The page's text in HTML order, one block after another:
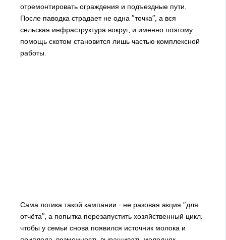
отремонтировать ограждения и подъездные пути.
После паводка страдает не одна "точка", а вся
сельская инфраструктура вокруг, и именно поэтому
помощь скотом становится лишь частью комплексной
работы.
Сама логика такой кампании - не разовая акция "для
отчёта", а попытка перезапустить хозяйственный цикл:
чтобы у семьи снова появился источник молока и